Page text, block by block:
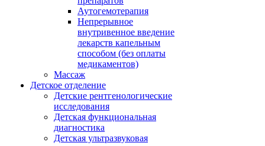
Аутогемотерапия
Непрерывное
внутривенное введение
лекарств капельным
способом (без оплаты
медикаментов)
Массаж
Детское отделение
Детские рентгенологические
исследования
Детская функциональная
диагностика
Детская ультразвуковая